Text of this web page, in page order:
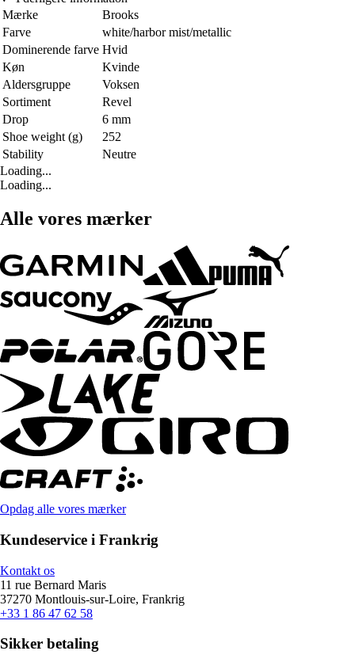
Mærke
Brooks
Farve
white/harbor mist/metallic
Dominerende farve Hvid
Køn
Kvinde
Aldersgruppe
Voksen
Sortiment
Revel
Drop
6 mm
Shoe weight (g)
252
Stability
Neutre
Loading...
Loading...
Alle vores mærker
Opdag alle vores mærker
Kundeservice i Frankrig
Kontakt os
11 rue Bernard Maris
37270 Montlouis-sur-Loire, Frankrig
+33 1 86 47 62 58
Sikker betaling